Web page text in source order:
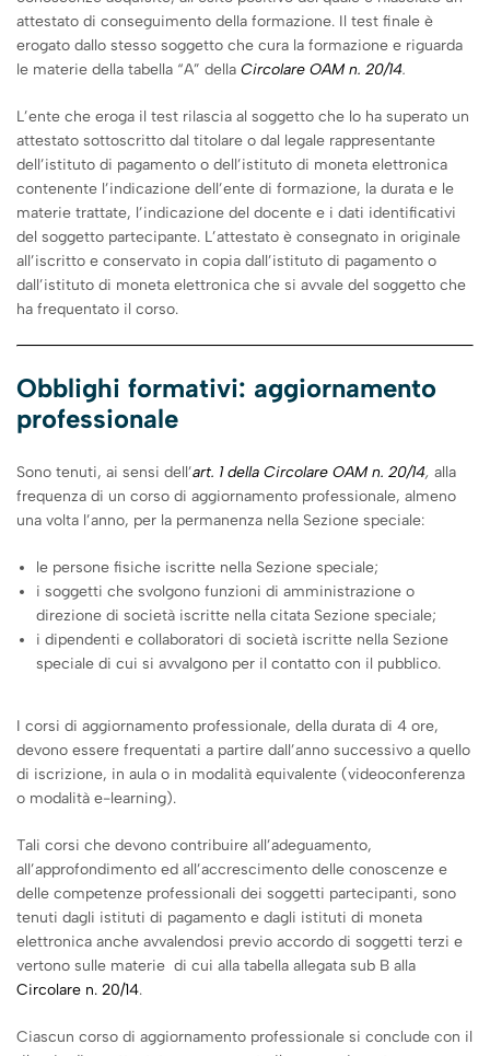
attestato di conseguimento della formazione. Il test finale è
erogato dallo stesso soggetto che cura la formazione e riguarda
le materie della tabella “A” della Circolare OAM n. 20/14.
L’ente che eroga il test rilascia al soggetto che lo ha superato un
attestato sottoscritto dal titolare o dal legale rappresentante
dell’istituto di pagamento o dell’istituto di moneta elettronica
contenente l’indicazione dell’ente di formazione, la durata e le
materie trattate, l’indicazione del docente e i dati identificativi
del soggetto partecipante. L’attestato è consegnato in originale
all’iscritto e conservato in copia dall’istituto di pagamento o
dall’istituto di moneta elettronica che si avvale del soggetto che
ha frequentato il corso.
Obblighi formativi: aggiornamento
professionale
Sono tenuti, ai sensi dell’art. 1 della Circolare OAM n. 20/14, alla
frequenza di un corso di aggiornamento professionale, almeno
una volta l’anno, per la permanenza nella Sezione speciale:
le persone fisiche iscritte nella Sezione speciale;
i soggetti che svolgono funzioni di amministrazione o
direzione di società iscritte nella citata Sezione speciale;
i dipendenti e collaboratori di società iscritte nella Sezione
speciale di cui si avvalgono per il contatto con il pubblico.
I corsi di aggiornamento professionale, della durata di 4 ore,
devono essere frequentati a partire dall’anno successivo a quello
di iscrizione, in aula o in modalità equivalente (videoconferenza
o modalità e-learning).
Tali corsi che devono contribuire all’adeguamento,
all’approfondimento ed all’accrescimento delle conoscenze e
delle competenze professionali dei soggetti partecipanti, sono
tenuti dagli istituti di pagamento e dagli istituti di moneta
elettronica anche avvalendosi previo accordo di soggetti terzi e
vertono sulle materie di cui alla tabella allegata sub B alla
Circolare n. 20/14.
Ciascun corso di aggiornamento professionale si conclude con il